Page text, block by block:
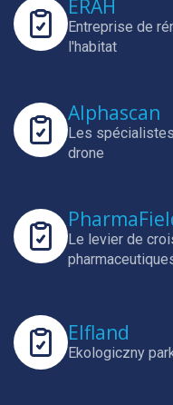
ERAH
Entreprise de
l'habitat
Alphascan
Les
drone
Le levier de
Elfland
Ekologiczny